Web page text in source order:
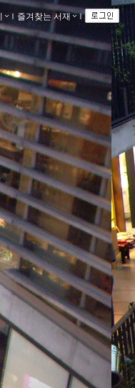
ｌ 즐겨찾는 서재 ｌ